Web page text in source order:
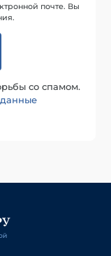
почте. Вы
со спамом.